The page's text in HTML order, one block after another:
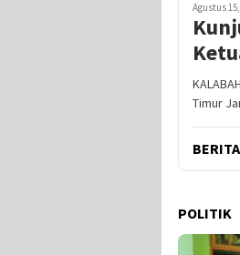
Agustus
Timur
POLITIK